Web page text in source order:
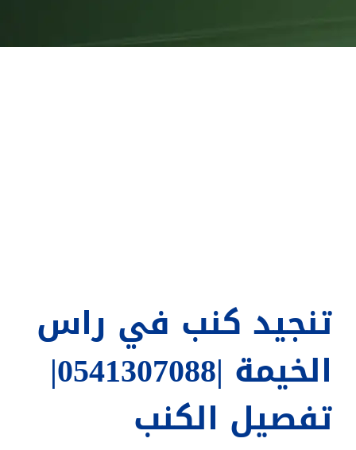
تنجيد كنب في راس
الخيمة |0541307088|
تفصيل الكنب